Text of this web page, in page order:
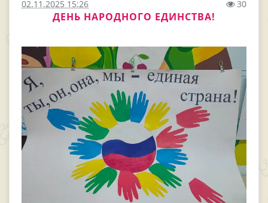
02.11.2025 15:26 30
ДЕНЬ НАРОДНОГО ЕДИНСТВА!